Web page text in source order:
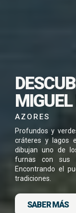
MIGUEL
AZORES
Profundos y
cráteres y lagos
dibujan uno de
furnas con sus
Encontrando el
tradiciones.
SABER MÁS
He